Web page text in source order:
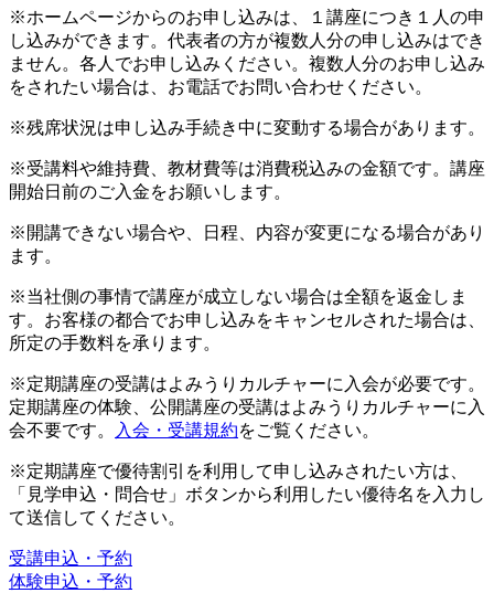
※ホームページからのお申し込みは、１講座につき１人の申
し込みができます。代表者の方が複数人分の申し込みはでき
ません。各人でお申し込みください。複数人分のお申し込み
をされたい場合は、お電話でお問い合わせください。
※残席状況は申し込み手続き中に変動する場合があります。
※受講料や維持費、教材費等は消費税込みの金額です。講座
開始日前のご入金をお願いします。
※開講できない場合や、日程、内容が変更になる場合があり
ます。
※当社側の事情で講座が成立しない場合は全額を返金しま
す。お客様の都合でお申し込みをキャンセルされた場合は、
所定の手数料を承ります。
※定期講座の受講はよみうりカルチャーに入会が必要です。
定期講座の体験、公開講座の受講はよみうりカルチャーに入
会不要です。
入会・受講規約をご覧ください。
※定期講座で優待割引を利用して申し込みされたい方は、
「見学申込・問合せ」ボタンから利用したい優待名を入力し
て送信してください。
受講申込・予約
体験申込・予約